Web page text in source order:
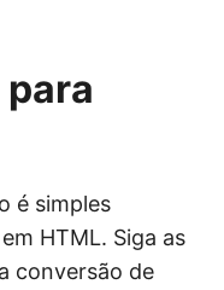
é simples
HTML. Siga as
conversão de